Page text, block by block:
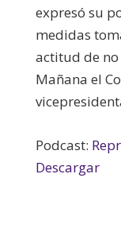
expresó su
medidas
actitud de
Mañana el
Podcast:
Descargar